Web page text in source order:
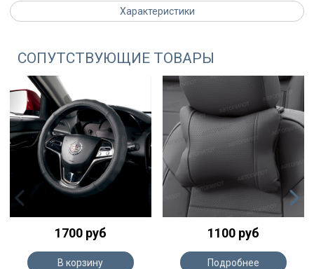
Характеристики
СОПУТСТВУЮЩИЕ ТОВАРЫ
1700 руб
В корзину
1100 руб
Подробнее